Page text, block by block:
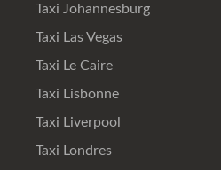
Taxi Johannesburg
Taxi Las Vegas
Taxi Le Caire
Taxi Lisbonne
Taxi Liverpool
Taxi Londres